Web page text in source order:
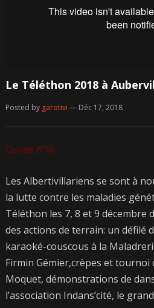
Le Téléthon 2018 à
Posted by garotivi — Déc 17, 2018
Durée 6’16
Les Albertivillariens se sont à
la lutte contre les maladies
Téléthon les 7, 8 et 9 décembre
des actions de terrain: un défilé
karaoké-couscous à la
Firmin Gémier,crèpes et tournoi
Moquet, démonstrations de
l’association Indans’cité, le